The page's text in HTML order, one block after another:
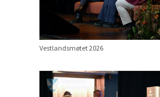
Vestlandsmøtet 2026